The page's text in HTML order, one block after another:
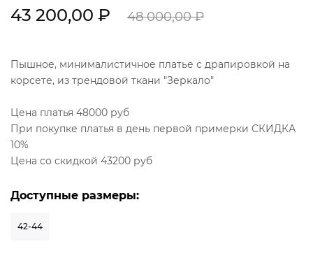
43 200,00 ₽ 48 000,00 ₽
Пышное, минималистичное платье с драпировкой на
корсете, из трендовой ткани "Зеркало"
Цена платья 48000 руб
При покупке платья в день первой примерки СКИДКА
10%
Цена со скидкой 43200 руб
Доступные размеры:
42-44